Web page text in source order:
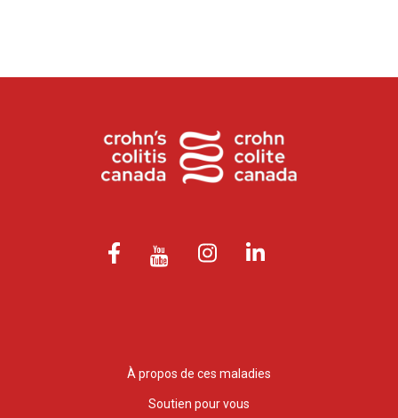
À propos de ces maladies
Soutien pour vous